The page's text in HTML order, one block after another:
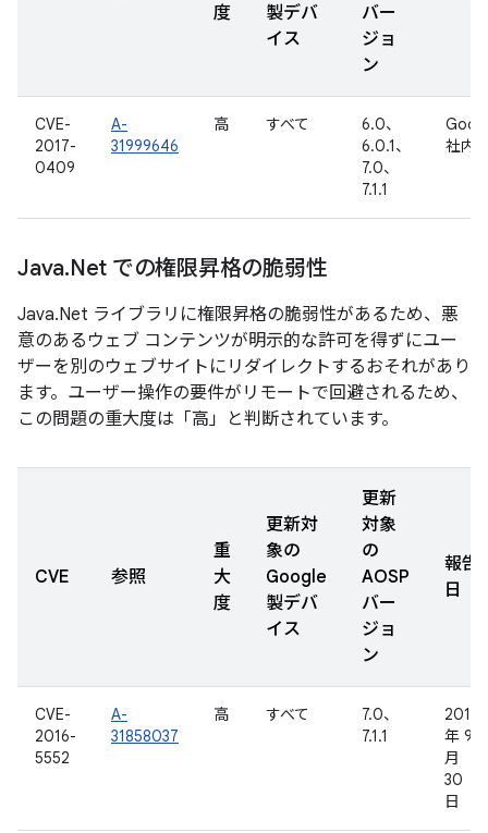
度
製デバ
イス
バー
ジョ
ン
CVE-
2017-
0409
A-
31999646
高 すべて
6.0、
6.0.1、
7.0、
7.1.1
社内
Java.Net での権限昇格の脆弱性
Java.Net ライブラリに権限昇格の脆弱性があるため、悪
意のあるウェブ コンテンツが明示的な許可を得ずにユー
ザーを別のウェブサイトにリダイレクトするおそれがあり
ます。ユーザー操作の要件がリモートで回避されるため、
この問題の重大度は「高」と判断されています。
CVE 参照
重
大
度
更新対
象の
Google
製デバ
イス
更新
対象
の
AOSP
バー
ジョ
ン
報告
日
CVE-
2016-
5552
A-
31858037
高 すべて
7.0、
7.1.1
2016
年 9
月
30
日